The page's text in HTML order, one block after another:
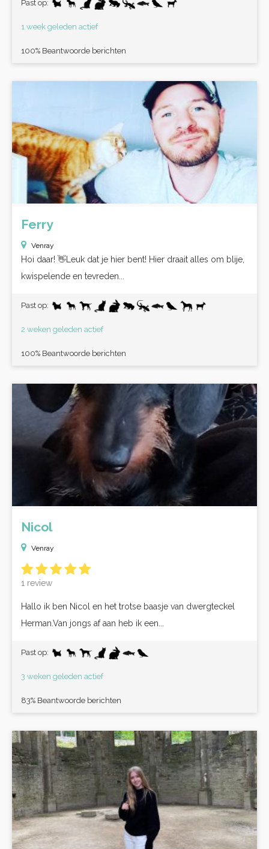
Past op:
1 week geleden actief
100% Beantwoorde berichten
Ferry
Venray
Hoi daar! 👋Leuk dat je hier bent! Hier draait alles om blije,
kwispelende en tevreden...
Past op:
2 weken geleden actief
100% Beantwoorde berichten
Nicol
Venray
1 review
Hallo ik ben Nicol en het trotse baasje van dwergteckel
Herman.Van jongs af aan heb ik een...
Past op:
3 weken geleden actief
83% Beantwoorde berichten